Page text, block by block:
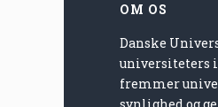
OM OS
Danske
universiteters
fremmer